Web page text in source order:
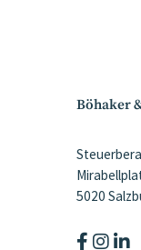
Böhaker
5020